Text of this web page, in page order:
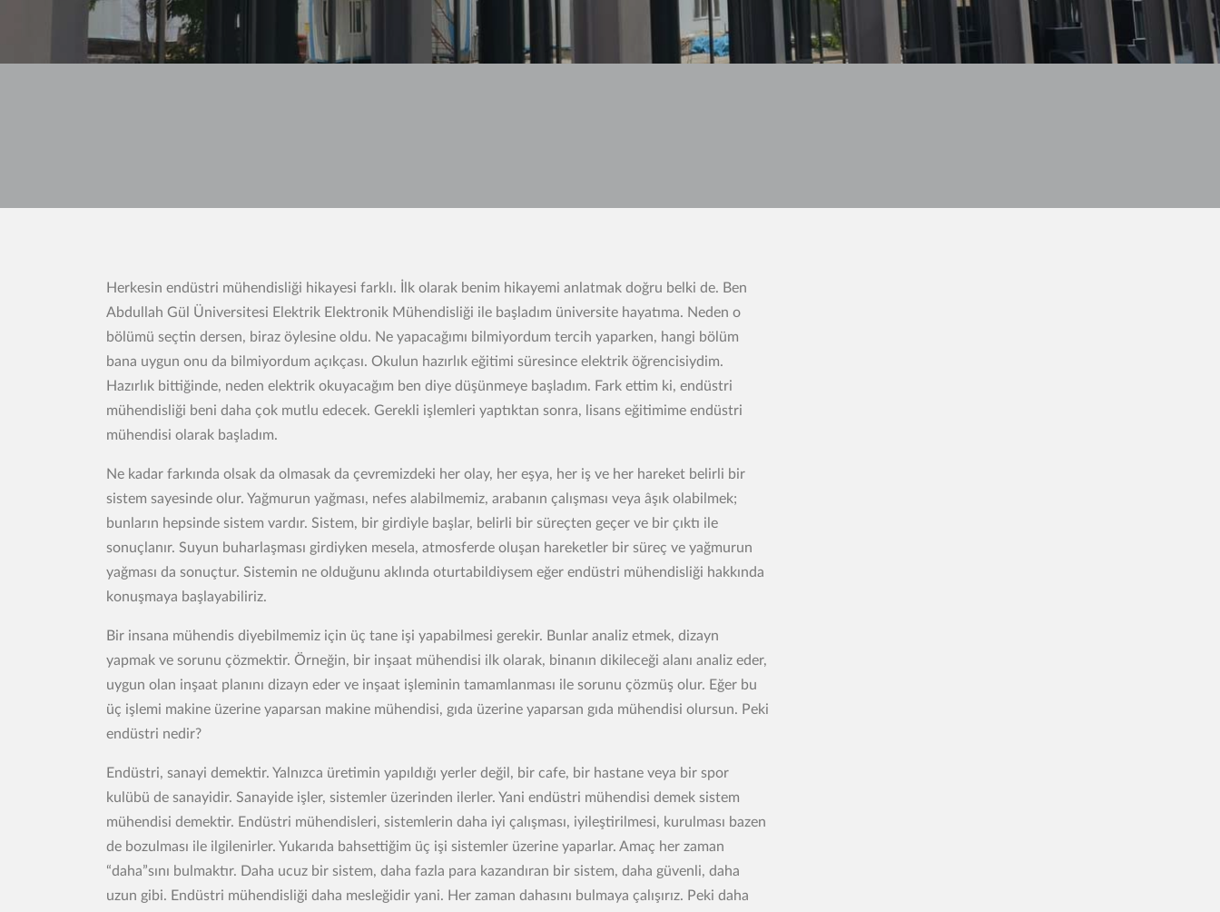
Herkesin endüstri mühendisliği hikayesi farklı. İlk olarak benim hikayemi anlatmak doğru belki de. Ben
Abdullah Gül Üniversitesi Elektrik Elektronik Mühendisliği ile başladım üniversite hayatıma. Neden o
bölümü seçtin dersen, biraz öylesine oldu. Ne yapacağımı bilmiyordum tercih yaparken, hangi bölüm
bana uygun onu da bilmiyordum açıkçası. Okulun hazırlık eğitimi süresince elektrik öğrencisiydim.
Hazırlık bittiğinde, neden elektrik okuyacağım ben diye düşünmeye başladım. Fark ettim ki, endüstri
mühendisliği beni daha çok mutlu edecek. Gerekli işlemleri yaptıktan sonra, lisans eğitimime endüstri
mühendisi olarak başladım.
Ne kadar farkında olsak da olmasak da çevremizdeki her olay, her eşya, her iş ve her hareket belirli bir
sistem sayesinde olur. Yağmurun yağması, nefes alabilmemiz, arabanın çalışması veya âşık olabilmek;
bunların hepsinde sistem vardır. Sistem, bir girdiyle başlar, belirli bir süreçten geçer ve bir çıktı ile
sonuçlanır. Suyun buharlaşması girdiyken mesela, atmosferde oluşan hareketler bir süreç ve yağmurun
yağması da sonuçtur. Sistemin ne olduğunu aklında oturtabildiysem eğer endüstri mühendisliği hakkında
konuşmaya başlayabiliriz.
Bir insana mühendis diyebilmemiz için üç tane işi yapabilmesi gerekir. Bunlar analiz etmek, dizayn
yapmak ve sorunu çözmektir. Örneğin, bir inşaat mühendisi ilk olarak, binanın dikileceği alanı analiz eder,
uygun olan inşaat planını dizayn eder ve inşaat işleminin tamamlanması ile sorunu çözmüş olur. Eğer bu
üç işlemi makine üzerine yaparsan makine mühendisi, gıda üzerine yaparsan gıda mühendisi olursun. Peki
endüstri nedir?
Endüstri, sanayi demektir. Yalnızca üretimin yapıldığı yerler değil, bir cafe, bir hastane veya bir spor
kulübü de sanayidir. Sanayide işler, sistemler üzerinden ilerler. Yani endüstri mühendisi demek sistem
mühendisi demektir. Endüstri mühendisleri, sistemlerin daha iyi çalışması, iyileştirilmesi, kurulması bazen
de bozulması ile ilgilenirler. Yukarıda bahsettiğim üç işi sistemler üzerine yaparlar. Amaç her zaman
“daha”sını bulmaktır. Daha ucuz bir sistem, daha fazla para kazandıran bir sistem, daha güvenli, daha
uzun gibi. Endüstri mühendisliği daha mesleğidir yani. Her zaman dahasını bulmaya çalışırız. Peki daha